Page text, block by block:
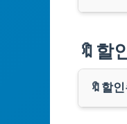
부산
대구
🔖할
🔖할